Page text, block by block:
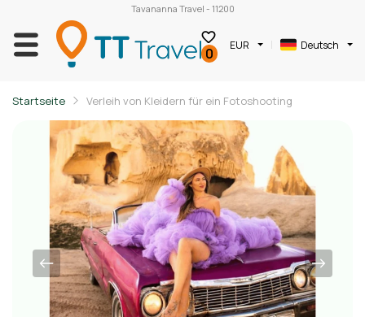
Tavananna Travel - 11200
0 EUR Deutsch
Startseite Verleih von Kleidern für ein Fotoshooting